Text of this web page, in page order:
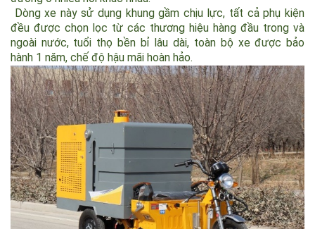
bỏ hiệu quả các vết bẩn cứng đầu. Đồng thời, theo các môi
trường khác nhau, có thể chọn các phụ kiện khác nhau như
đĩa mài đẩy tay và xả đẩy tay để đáp ứng nhu cầu làm sạch
đường ở nhiều nơi khác nhau.
Dòng xe này sử dụng khung gầm chịu lực, tất cả phụ kiện
đều được chọn lọc từ các thương hiệu hàng đầu trong và
ngoài nước, tuổi thọ bền bỉ lâu dài, toàn bộ xe được bảo
hành 1 năm, chế độ hậu mãi hoàn hảo.